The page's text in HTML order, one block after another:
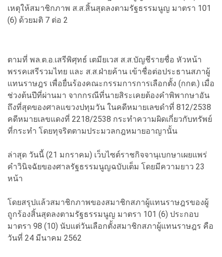
เหตุให้สมาชิกภาพ ส.ส.สิ้นสุดลงตามรัฐธรรมนูญ มาตรา 101
(6) ด้วยมติ 7 ต่อ 2
ตามที่ พล.ต.อ.เสรีพิศุทธ์ เตมียเวส ส.ส.บัญชีรายชื่อ หัวหน้า
พรรคเสรีรวมไทย และ ส.ส.ฝ่ายค้าน เข้าชื่อต่อประธานสภาผู้
แทนราษฎร เพื่อยื่นร้องคณะกรรมการการเลือกตั้ง (กกต.) เมื่อ
ช่วงต้นปีที่ผ่านมา จากกรณีที่นายสิระเคยต้องคำพิพากษาอัน
ถึงที่สุดของศาลแขวงปทุมวัน ในคดีหมายเลขดำที่ 812/2538
คดีหมายเลขแดงที่ 2218/2538 กระทำความผิดเกี่ยวกับทรัพย์
ที่กระทำ โดยทุจริตตามประมวลกฎหมายอาญานั้น
ล่าสุด วันนี้ (21 มกราคม) เว็บไซต์ราชกิจจานุเบกษาเผยแพร่
คำวินิจฉัยของศาลรัฐธรรมนูญฉบับเต็ม โดยมีความยาว 23
หน้า
โดยสรุปแล้วสมาชิกภาพของสมาชิกสภาผู้แทนราษฎรของผู้
ถูกร้องสิ้นสุดลงตามรัฐธรรมนูญ มาตรา 101 (6) ประกอบ
มาตรา 98 (10) นับแต่วันเลือกตั้งสมาชิกสภาผู้แทนราษฎร คือ
วันที่ 24 มีนาคม 2562